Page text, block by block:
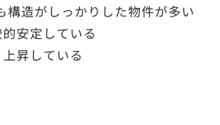
構造がしっかりした物件が多い
安定している
昇している